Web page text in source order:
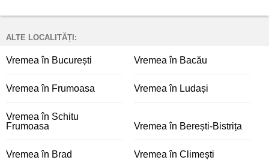
ALTE LOCALITĂȚI:
Vremea în București Vremea în Bacău
Vremea în Frumoasa Vremea în Ludași
Vremea în Schitu
Frumoasa
Vremea în Berești-Bistrița
Vremea în Brad Vremea în Climești